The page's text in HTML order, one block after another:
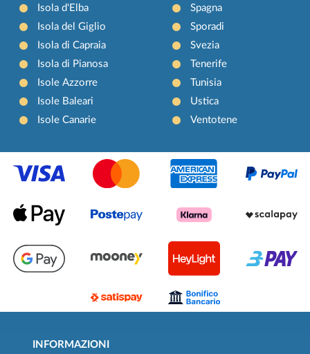
Isola d'Elba
Isola del Giglio
Isola di Capraia
Isola di Pianosa
Isole Azzorre
Isole Baleari
Isole Canarie
Spagna
Sporadi
Svezia
Tenerife
Tunisia
Ustica
Ventotene
INFORMAZIONI